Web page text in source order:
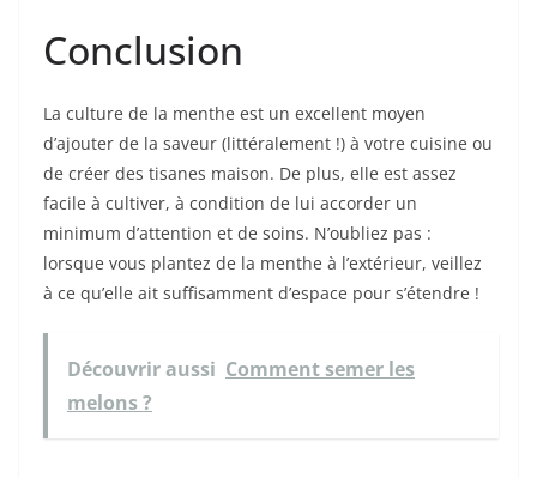
Conclusion
La culture de la menthe est un excellent moyen
d’ajouter de la saveur (littéralement !) à votre cuisine ou
de créer des tisanes maison. De plus, elle est assez
facile à cultiver, à condition de lui accorder un
minimum d’attention et de soins. N’oubliez pas :
lorsque vous plantez de la menthe à l’extérieur, veillez
à ce qu’elle ait suffisamment d’espace pour s’étendre !
Découvrir aussi Comment semer les
melons ?